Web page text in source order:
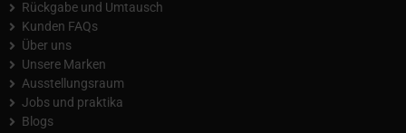
Rückgabe und Umtausch
Kunden FAQs
Über uns
Unsere Marken
Ausstellungsraum
Jobs und praktika
Blogs